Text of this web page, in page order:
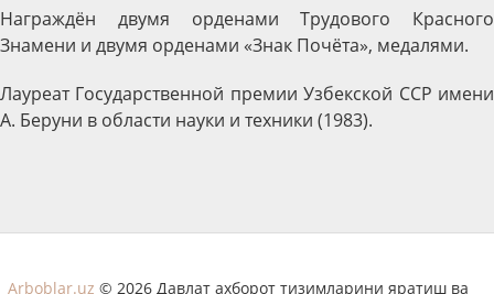
Награждён двумя орденами Трудового Красного
Знамени и двумя орденами «Знак Почёта», медалями.
Лауреат Государственной премии Узбекской ССР имени
А. Беруни в области науки и техники (1983).
Arboblar.uz © 2026 Давлат ахборот тизимларини яратиш ва